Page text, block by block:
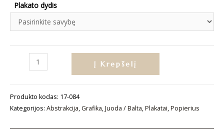
Plakato dydis
produkto
„Abstrakcija
Nr8“
Į Krepšelį
Produkto kodas: 17-084
Kategorijos: Abstrakcija,Grafika,Juoda / Balta,Plakatai,Popierius